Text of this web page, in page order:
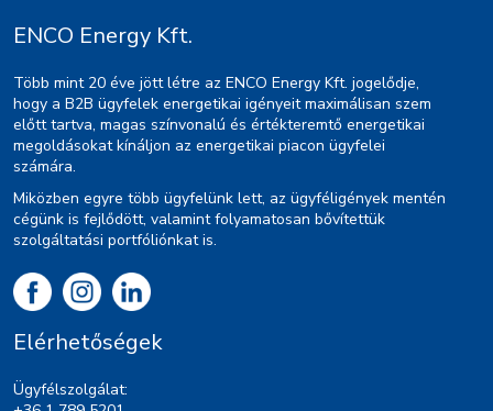
ENCO Energy Kft.
Több mint 20 éve jött létre az ENCO Energy Kft. jogelődje,
hogy a B2B ügyfelek energetikai igényeit maximálisan szem
előtt tartva, magas színvonalú és értékteremtő energetikai
megoldásokat kínáljon az energetikai piacon ügyfelei
számára.
Miközben egyre több ügyfelünk lett, az ügyféligények mentén
cégünk is fejlődött, valamint folyamatosan bővítettük
szolgáltatási portfóliónkat is.
Elérhetőségek
Ügyfélszolgálat: